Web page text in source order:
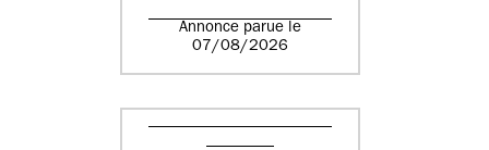
Annonce parue le
07/08/2026